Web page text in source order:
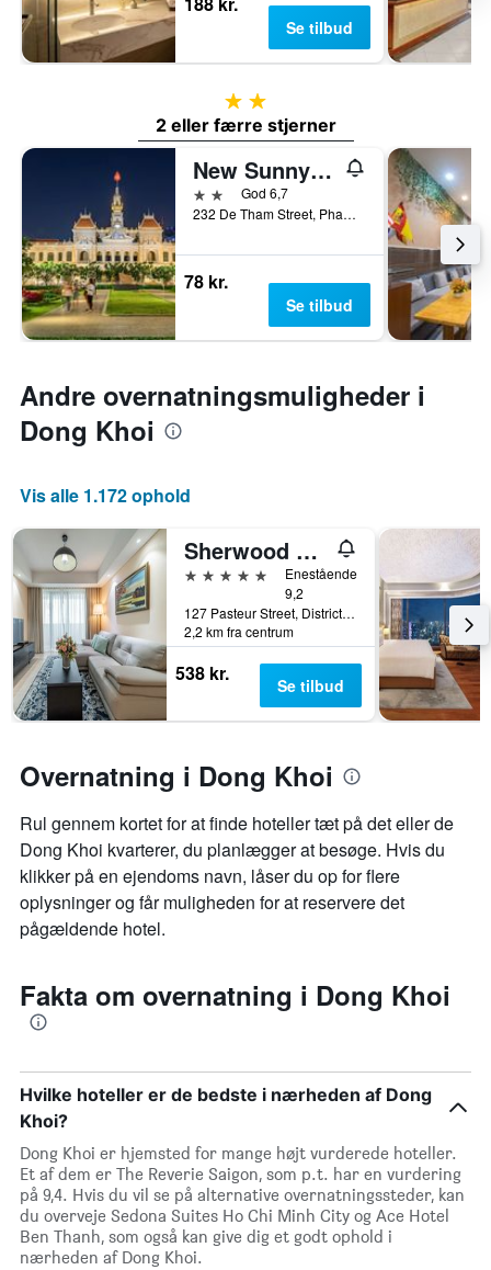
Se tilbud
2 stjerner
2 eller færre stjerner
New Sunny Hotel
2 stjernerGod 6,7
232 De Tham Street, Pham Ngu Lao Ward, Ho Chi Minh-byen, Vietnam
78 kr.
Se tilbud
Andre overnatningsmuligheder i
Dong Khoi
Vis alle 1.172 ophold
Sherwood Residence
5 stjerner
Enestående
9,2
127 Pasteur Street, District 3, Ho Chi Minh-byen, Vietnam
2,2 km fra centrum
538 kr. Se tilbud
Overnatning i Dong Khoi
Rul gennem kortet for at finde hoteller tæt på det eller de
Dong Khoi kvarterer, du planlægger at besøge. Hvis du
klikker på en ejendoms navn, låser du op for flere
oplysninger og får muligheden for at reservere det
pågældende hotel.
Fakta om overnatning i Dong Khoi
Hvilke hoteller er de bedste i nærheden af Dong
Khoi?
Dong Khoi er hjemsted for mange højt vurderede hoteller.
Et af dem er The Reverie Saigon, som p.t. har en vurdering
på 9,4. Hvis du vil se på alternative overnatningssteder, kan
du overveje Sedona Suites Ho Chi Minh City og Ace Hotel
Ben Thanh, som også kan give dig et godt ophold i
nærheden af Dong Khoi.